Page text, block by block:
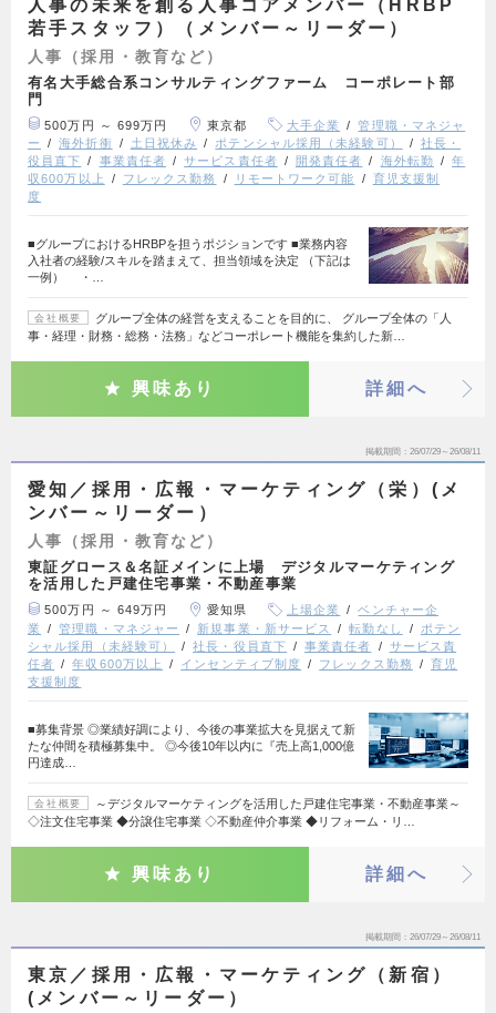
人事の未来を創る人事コアメンバー（HRBP
若手スタッフ）（メンバー～リーダー）
人事（採用・教育など）
有名大手総合系コンサルティングファーム コーポレート部
門
500万円 ～ 699万円 東京都 大手企業
管理職・マネジャ
ー
海外折衝 土日祝休み ポテンシャル採用（未経験可）
社長・
役員直下
事業責任者 サービス責任者 開発責任者 海外転勤
年
収600万以上
フレックス勤務 リモートワーク可能
育児支援制
度
■グループにおけるHRBPを担うポジションです ■業務内容
入社者の経験/スキルを踏まえて、担当領域を決定 （下記は
一例） ・…
会社概要
グループ全体の経営を支えることを目的に、 グループ全体の「人
事・経理・財務・総務・法務」などコーポレート機能を集約した新…
興味あり 詳細へ
掲載期間 26/07/29～26/08/11
愛知／採用・広報・マーケティング（栄）(メ
ンバー～リーダー）
人事（採用・教育など）
東証グロース＆名証メインに上場 デジタルマーケティング
を活用した戸建住宅事業・不動産事業
500万円 ～ 649万円 愛知県 上場企業
ベンチャー企
業
管理職・マネジャー 新規事業・新サービス 転勤なし
ポテン
シャル採用（未経験可）
社長・役員直下 事業責任者
サービス責
任者
年収600万以上 インセンティブ制度 フレックス勤務
育児
支援制度
■募集背景 ◎業績好調により、今後の事業拡大を見据えて新
たな仲間を積極募集中。 ◎今後10年以内に『売上高1,000億
円達成…
会社概要
～デジタルマーケティングを活用した戸建住宅事業・不動産事業～
◇注文住宅事業 ◆分譲住宅事業 ◇不動産仲介事業 ◆リフォーム・リ…
興味あり 詳細へ
掲載期間 26/07/29～26/08/11
東京／採用・広報・マーケティング（新宿）
(メンバー～リーダー）